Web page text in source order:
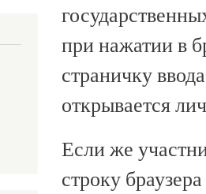
при нажатии в
страничку
открывается
Если же
строку